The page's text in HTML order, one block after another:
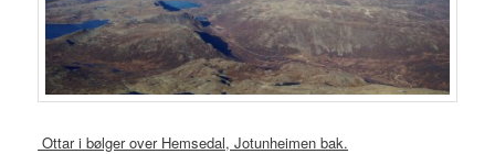
Ottar i bølger over Hemsedal, Jotunheimen bak.